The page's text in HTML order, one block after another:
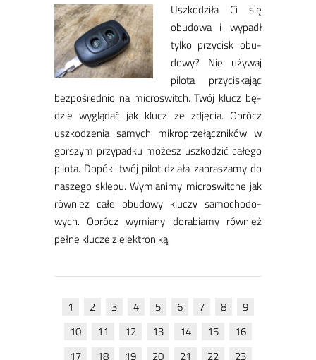
Usz­ko­dzi­ła Ci się
obu­do­wa i wy­padł
tyl­ko przy­cisk obu­
do­wy? Nie uży­waj
pi­lo­ta przy­ciskając
bez­po­śred­nio na mi­cro­switch. Twój klucz bę­
dzie wy­glą­dać jak klucz ze zdję­cia. Oprócz
uszko­dze­nia sa­mych mi­kro­prze­łącz­ni­ków w
gor­szym przy­pad­ku mo­żesz uszko­dzić ca­łe­go
pi­lo­ta. Do­pó­ki twój pi­lot dzia­ła za­pra­sza­my do
na­sze­go skle­pu. Wy­mia­ni­my mi­cro­switche jak
rów­nież ca­łe obu­do­wy klu­czy sa­mo­cho­do­
wych. Oprócz wy­mia­ny do­ra­bia­my rów­nież
peł­ne klu­cze z elek­tro­ni­ką.
1 2 3 4 5 6 7 8
9
10
11 12 13 14 15
16
17
18 19 20 21 22
23